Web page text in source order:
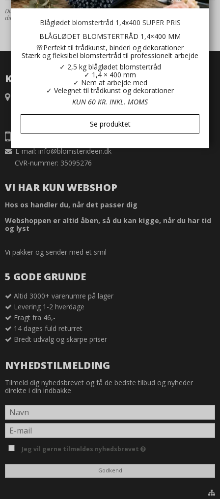
Dine personlige data vil hjælpe os når vi skal kontakte dig. Vi lover at passe på
dine data og holde dem sikret.
KONTAKT
Blomsterideen.dk
6893 Hemmet
E-mail: info@blomsterideen.dk
CVR-nummer: 35095276
VI HAR KUN WEBSHOP
Hos os handler du, når det passer dig
Webshoppen er altid åben, så du kan kigge, når du har tid
og lyst
Vi pakker og sender med et smil
5 GODE GRUNDE
Altid 3000+ varenumre på lager
Levering 1-2 hverdage
Fragt fra 46,-
14 dages fuld returret
Bredt udvalg og skarpe priser
NYHEDSTILMELDING
Tilmeld dig nyhedsbrevet og få de bedste tilbud og nyheder
direkte i din indbakke
Jeg vil gerne tilmeldes nyhedsbrevet
Godkend
Blåglødet blomstertråd 1,4x400 SUPER PRIS
BLÅGLØDET BLOMSTERTRÅD 1,4×400 MM
🌸Perfekt til trådkunst, binderi og dekorationer
Stærk og fleksibel blomstertråd til professionelt arbejde
✓ 2,5 kg blåglødet blomstertråd
✓ 1,4 × 400 mm
✓ Nem at arbejde med
✓ Velegnet til trådkunst og dekorationer
KUN 60 KR. INKL. MOMS
Se produktet